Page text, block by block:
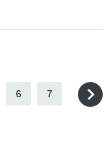
6 7